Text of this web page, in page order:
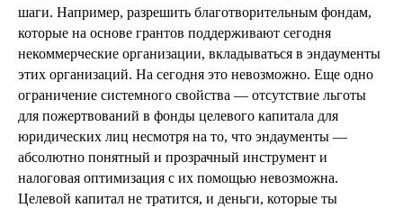
шаги. Например, разрешить благотворительным фондам,
которые на основе грантов поддерживают сегодня
некоммерческие организации, вкладываться в эндаументы
этих организаций. На сегодня это невозможно. Еще одно
ограничение системного свойства — отсутствие льготы
для пожертвований в фонды целевого капитала для
юридических лиц несмотря на то, что эндаументы —
абсолютно понятный и прозрачный инструмент и
налоговая оптимизация с их помощью невозможна.
Целевой капитал не тратится, и деньги, которые ты